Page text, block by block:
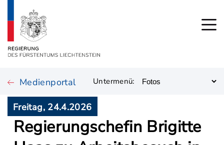
Medienportal Untermenü:
Freitag, 24.4.2026
Regierungschefin Brigitte